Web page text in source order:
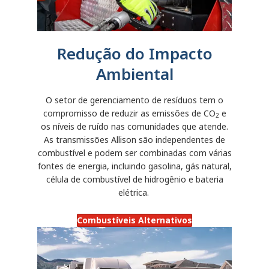
Redução do Impacto
Ambiental
O setor de gerenciamento de resíduos tem o
compromisso de reduzir as emissões de CO2 e
os níveis de ruído nas comunidades que atende.
As transmissões Allison são independentes de
combustível e podem ser combinadas com várias
fontes de energia, incluindo gasolina, gás natural,
célula de combustível de hidrogênio e bateria
elétrica.
Combustíveis Alternativos